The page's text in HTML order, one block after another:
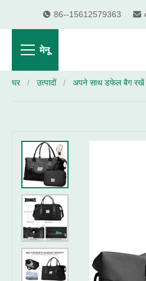
86--15612579363
मेनू
घर / उत्पादों / अपने साथ डफेल बैग रखें